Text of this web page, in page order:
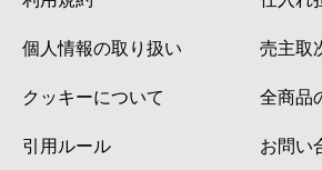
個人情報の取り扱い
クッキーについて
引用ルール
売主取
全商品
お問い